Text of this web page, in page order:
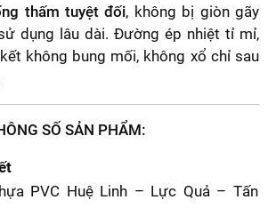
thấm tuyệt đối, không bị giòn gãy
dụng lâu dài. Đường ép nhiệt tỉ mỉ,
không bung mối, không xổ chỉ sau
SỐ SẢN PHẨM:
PVC Huệ Linh – Lực Quả – Tấn